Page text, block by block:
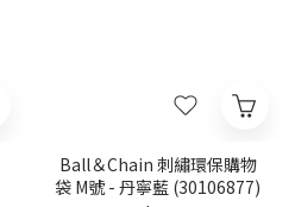
Ball＆Chain 刺繡環保購物
袋 M號 - 丹寧藍 (30106877)